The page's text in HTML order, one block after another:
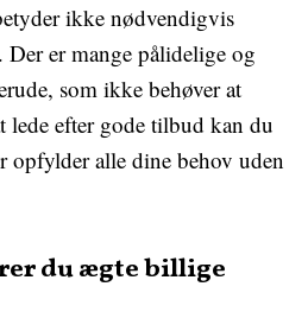
ikke nødvendigvis
er mange pålidelige og
som ikke behøver at
lede efter gode tilbud kan du
opfylder alle dine behov uden
du ægte billige